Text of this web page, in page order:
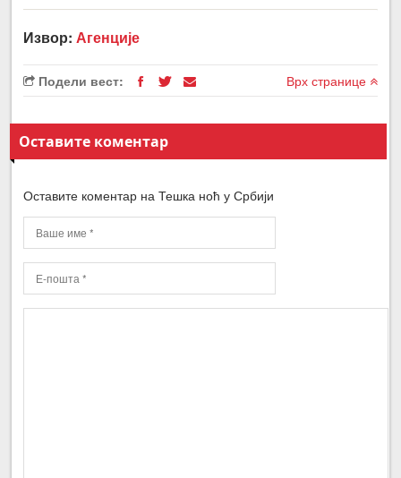
Извор:Агенције
Подели вест: Врх странице
Оставите коментар
Оставите коментар на Тешка ноћ у Србији